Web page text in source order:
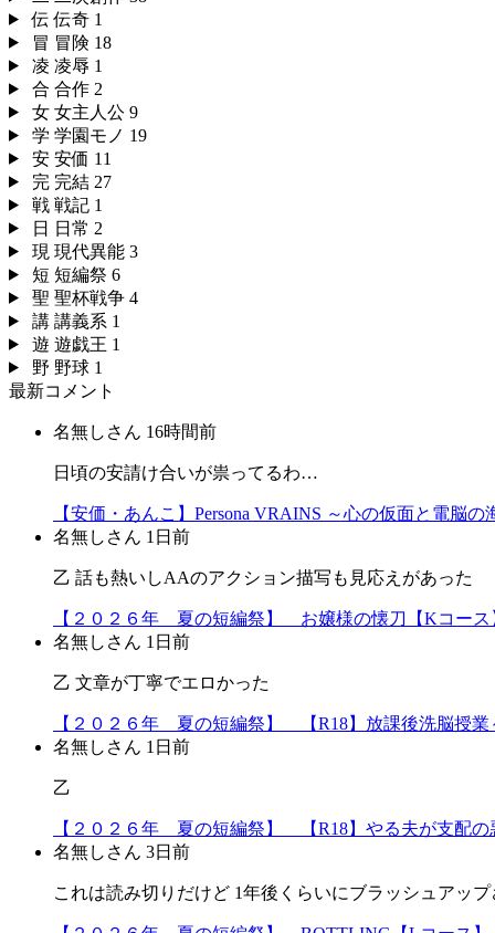
伝伝奇 1
冒 冒険 18
凌 凌辱 1
合 合作 2
女 女主人公 9
学 学園モノ 19
安 安価 11
完 完結 27
戦 戦記 1
日
日常 2
現 現代異能 3
短 短編祭 6
聖 聖杯戦争 4
講 講義系 1
遊 遊戯王 1
野 野球 1
最新コメント
名無しさん 16時間前
日頃の安請け合いが祟ってるわ…
【安価・あんこ】Persona VRAINS ～心の仮面と電
名無しさん 1日前
乙 話も熱いしAAのアクション描写も見応えがあった
【２０２６年 夏の短編祭】 お嬢様の懐刀【Kコース
名無しさん 1日前
乙 文章が丁寧でエロかった
【２０２６年 夏の短編祭】 【R18】放課後洗脳授
名無しさん 1日前
乙
【２０２６年 夏の短編祭】 【R18】やる夫が支配の
名無しさん 3日前
これは読み切りだけど 1年後くらいにブラッシュアッ